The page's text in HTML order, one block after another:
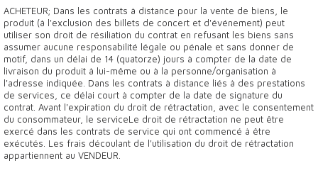
ACHETEUR; Dans les contrats à distance pour la vente de biens, le
produit (à l'exclusion des billets de concert et d'événement) peut
utiliser son droit de résiliation du contrat en refusant les biens sans
assumer aucune responsabilité légale ou pénale et sans donner de
motif, dans un délai de 14 (quatorze) jours à compter de la date de
livraison du produit à lui-même ou à la personne/organisation à
l'adresse indiquée. Dans les contrats à distance liés à des prestations
de services, ce délai court à compter de la date de signature du
contrat. Avant l'expiration du droit de rétractation, avec le consentement
du consommateur, le serviceLe droit de rétractation ne peut être
exercé dans les contrats de service qui ont commencé à être
exécutés. Les frais découlant de l'utilisation du droit de rétractation
appartiennent au VENDEUR.